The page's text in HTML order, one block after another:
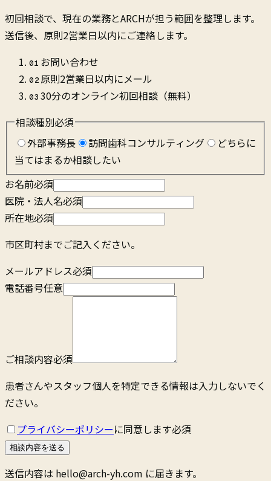
初回相談で、現在の業務とARCHが担う範囲を整理します。
送信後、原則2営業日以内にご連絡します。
01 お問い合わせ
02 原則2営業日以内にメール
03 30分のオンライン初回相談（無料）
相談種別必須
外部事務長
訪問歯科コンサルティング
どちらに
当てはまるか相談したい
お名前必須
医院・法人名必須
所在地必須
市区町村までご記入ください。
メールアドレス必須
電話番号任意
ご相談内容必須
患者さんやスタッフ個人を特定できる情報は入力しないでく
ださい。
プライバシーポリシーに同意します必須
相談内容を送る
送信内容は hello@arch-yh.com に届きます。